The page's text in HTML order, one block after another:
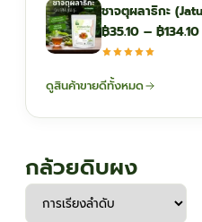
ชาจตุผลาธิกะ
฿35.10 – ฿134.10
ดูสินค้าขายดีทั้งหมด
กล้วยดิบผง